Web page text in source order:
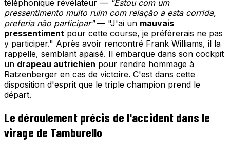
téléphonique révélateur — "Estou com um
pressentimento muito ruim com relação a esta corrida,
preferia não participar"— "J'ai un mauvais
pressentiment pour cette course, je préférerais ne pas
y participer." Après avoir rencontré Frank Williams, il la
rappelle, semblant apaisé. Il embarque dans son cockpit
un drapeau autrichien pour rendre hommage à
Ratzenberger en cas de victoire. C'est dans cette
disposition d'esprit que le triple champion prend le
départ.
Le déroulement précis de l'accident dans le
virage de Tamburello